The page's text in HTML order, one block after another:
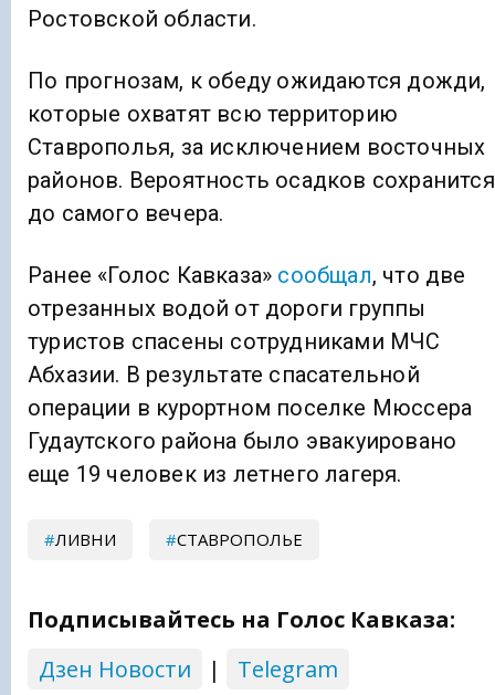
Ростовской области.
По прогнозам, к обеду ожидаются дожди,
которые охватят всю территорию
Ставрополья, за исключением восточных
районов. Вероятность осадков сохранится
до самого вечера.
Ранее «Голос Кавказа» сообщал, что две
отрезанных водой от дороги группы
туристов спасены сотрудниками МЧС
Абхазии. В результате спасательной
операции в курортном поселке Мюссера
Гудаутского района было эвакуировано
еще 19 человек из летнего лагеря.
ЛИВНИ СТАВРОПОЛЬЕ
Подписывайтесь на Голос Кавказа:
Дзен Новости
| Telegram